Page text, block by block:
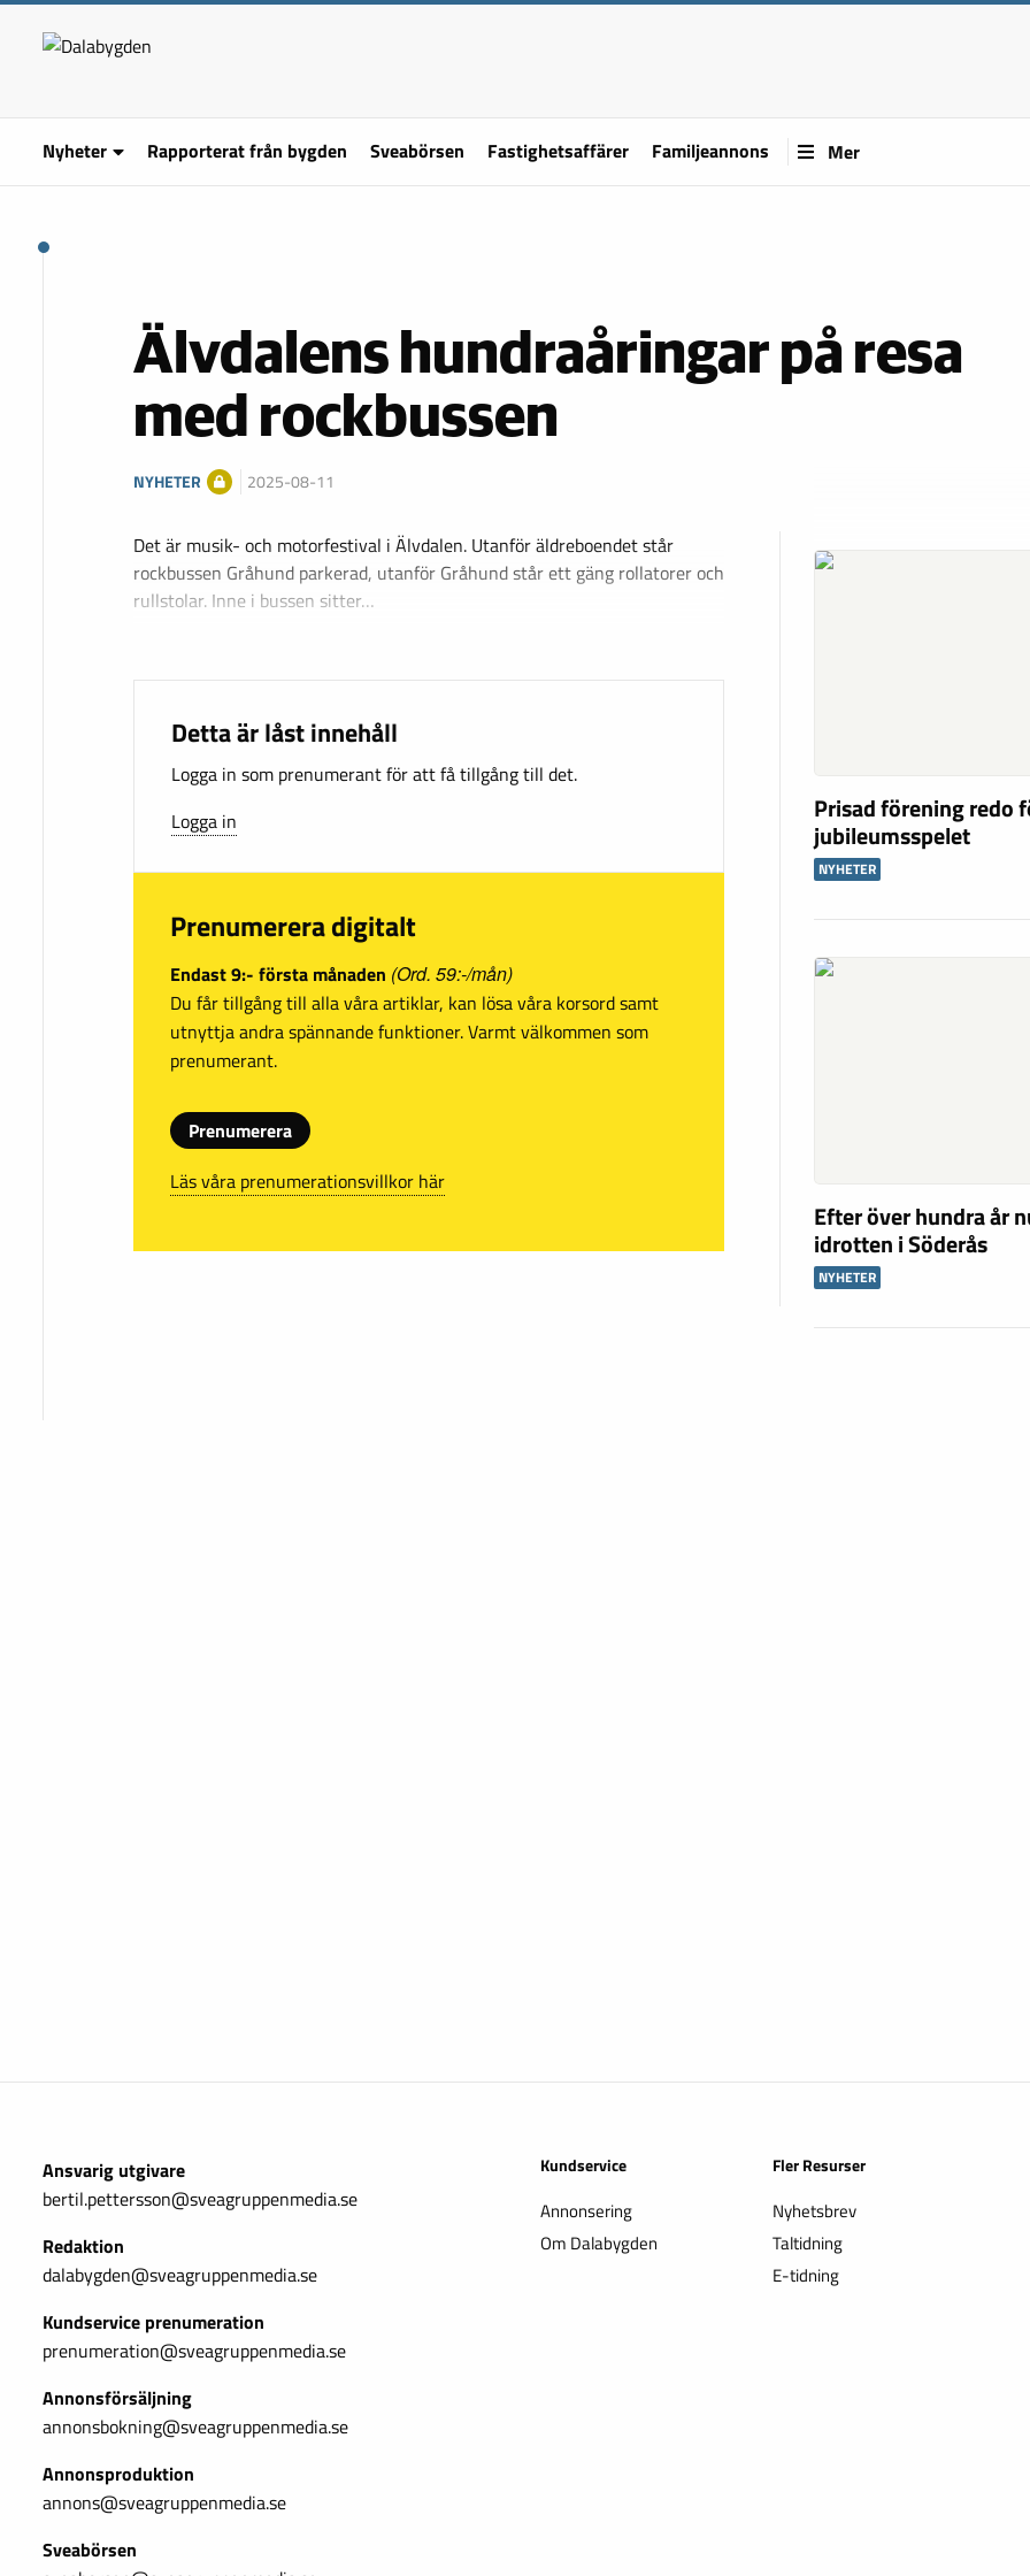
Nyheter Rapporterat från bygden Sveabörsen Fastighetsaffärer Familjeannons Mer
Älvdalens hundraåringar på resa
med rockbussen
NYHETER 2025-08-11
Det är musik- och motorfestival i Älvdalen. Utanför äldreboendet står
rockbussen Gråhund parkerad, utanför Gråhund står ett gäng rollatorer och
rullstolar. Inne i bussen sitter…
Detta är låst innehåll
Logga in som prenumerant för att få tillgång till det.
Logga in
Prenumerera digitalt
Endast 9:- första månaden (Ord. 59:-/mån)
Du får tillgång till alla våra artiklar, kan lösa våra korsord samt
utnyttja andra spännande funktioner. Varmt välkommen som
prenumerant.
Prenumerera
Läs våra prenumerationsvillkor här
Prisad förening redo
jubileumsspelet
NYHETER
Efter över hundra år
idrotten i Söderås
NYHETER
Ansvarig utgivare
bertil.pettersson@sveagruppenmedia.se
Redaktion
dalabygden@sveagruppenmedia.se
Kundservice prenumeration
prenumeration@sveagruppenmedia.se
Annonsförsäljning
annonsbokning@sveagruppenmedia.se
Annonsproduktion
annons@sveagruppenmedia.se
Sveabörsen
Kundservice
Annonsering
Om Dalabygden
Fler Resurser
Nyhetsbrev
Taltidning
E-tidning